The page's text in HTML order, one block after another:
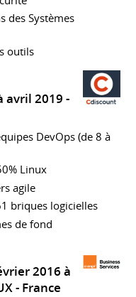
des Systèmes
outils
avril 2019
DevOps (de 8 à
Linux
agile
briques logicielles
de fond
2016 à
France